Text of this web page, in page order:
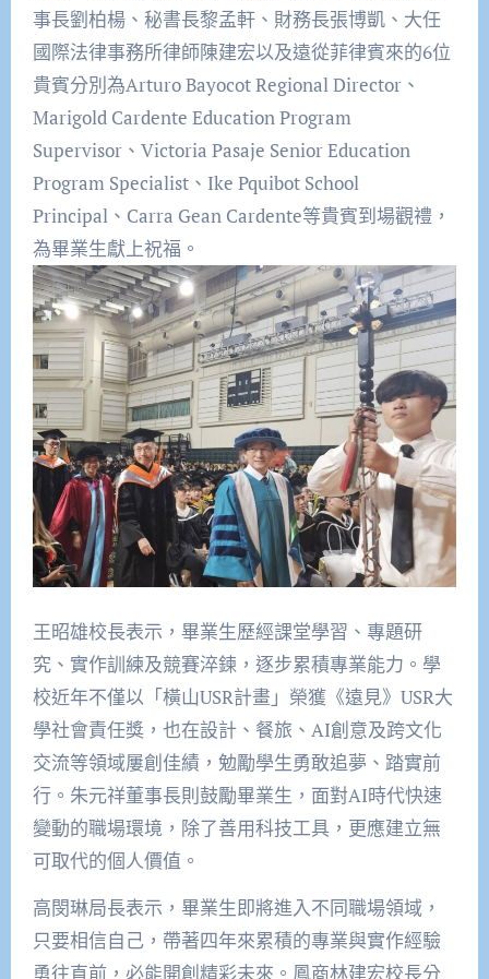
事長劉柏楊、秘書長黎孟軒、財務長張博凱、大任
國際法律事務所律師陳建宏以及遠從菲律賓來的6位
貴賓分別為Arturo Bayocot Regional Director、
Marigold Cardente Education Program
Supervisor、Victoria Pasaje Senior Education
Program Specialist、Ike Pquibot School
Principal、Carra Gean Cardente等貴賓到場觀禮，
為畢業生獻上祝福。
王昭雄校長表示，畢業生歷經課堂學習、專題研
究、實作訓練及競賽淬鍊，逐步累積專業能力。學
校近年不僅以「橫山USR計畫」榮獲《遠見》USR大
學社會責任獎，也在設計、餐旅、AI創意及跨文化
交流等領域屢創佳績，勉勵學生勇敢追夢、踏實前
行。朱元祥董事長則鼓勵畢業生，面對AI時代快速
變動的職場環境，除了善用科技工具，更應建立無
可取代的個人價值。
高閔琳局長表示，畢業生即將進入不同職場領域，
只要相信自己，帶著四年來累積的專業與實作經驗
勇往直前，必能開創精彩未來。鳳商林建宏校長分